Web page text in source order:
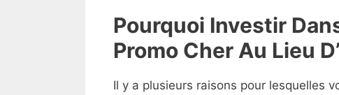
Pourquoi Investir
Promo Cher Au Lieu
Il y a plusieurs raisons pour lesquelles